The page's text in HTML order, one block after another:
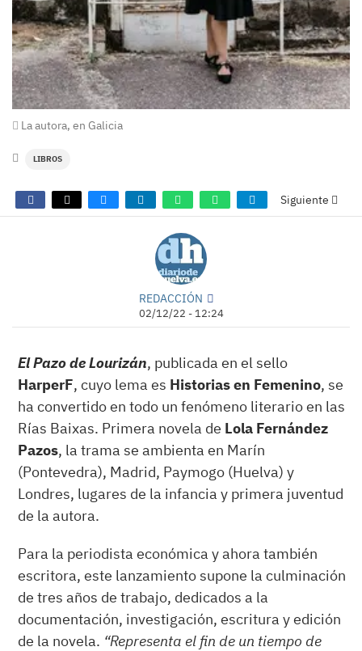
La autora, en Galicia
LIBROS
Siguiente
REDACCIÓN
02/12/22 - 12:24
El Pazo de Lourizán, publicada en el sello
HarperF, cuyo lema es Historias en Femenino, se
ha convertido en todo un fenómeno literario en las
Rías Baixas. Primera novela de Lola Fernández
Pazos, la trama se ambienta en Marín
(Pontevedra), Madrid, Paymogo (Huelva) y
Londres, lugares de la infancia y primera juventud
de la autora.
Para la periodista económica y ahora también
escritora, este lanzamiento supone la culminación
de tres años de trabajo, dedicados a la
documentación, investigación, escritura y edición
de la novela. “Representa el fin de un tiempo de